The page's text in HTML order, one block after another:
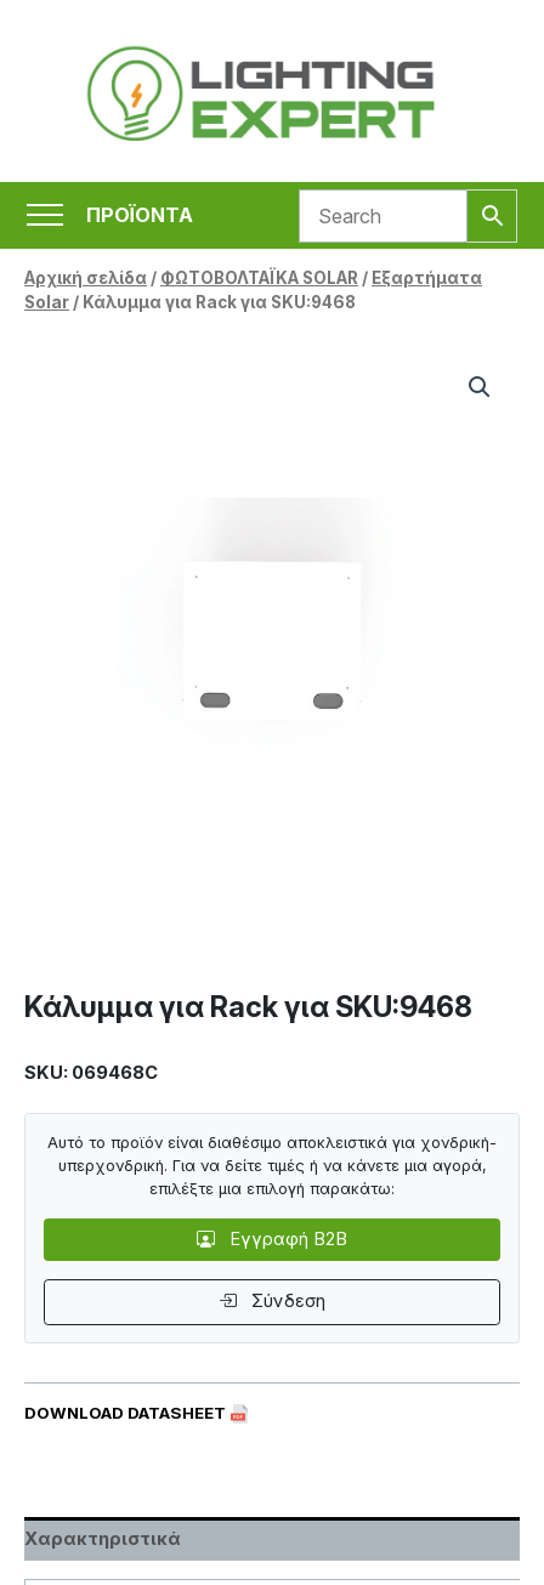
περιεχόμενο
ΠΡΟΪΟΝΤΑ
Αρχική σελίδα/ ΦΩΤΟΒΟΛΤΑΪΚΑ SOLAR / Εξαρτήματα
Solar/ Κάλυμμα για Rack για SKU:9468
Κάλυμμα για Rack για SKU:9468
SKU: 069468C
DOWNLOAD DATASHEET
Αυτό το προϊόν είναι διαθέσιμο αποκλειστικά για χονδρική-
υπερχονδρική. Για να δείτε τιμές ή να κάνετε μια αγορά,
επιλέξτε μια επιλογή παρακάτω:
Εγγραφή B2B
Σύνδεση
Χαρακτηριστικά